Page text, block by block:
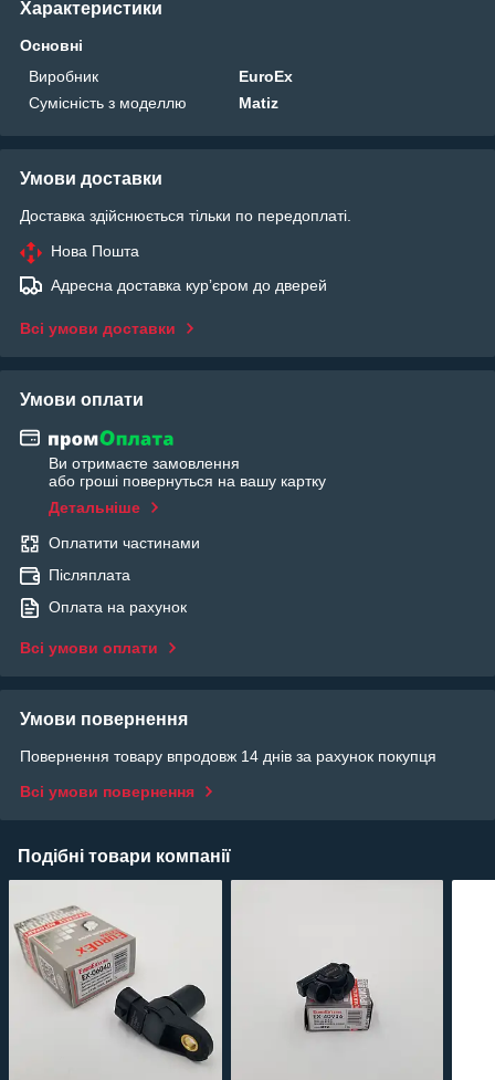
Характеристики
Основні
Виробник
EuroEx
Сумісність з моделлю
Matiz
Умови доставки
Доставка здійснюється тільки по передоплаті.
Нова Пошта
Адресна доставка курʼєром до дверей
Всі умови доставки
Умови оплати
Ви отримаєте замовлення
або гроші повернуться на вашу картку
Детальніше
Оплатити частинами
Післяплата
Оплата на рахунок
Всі умови оплати
Умови повернення
Повернення товару впродовж 14 днів за рахунок покупця
Всі умови повернення
Подібні товари компанії